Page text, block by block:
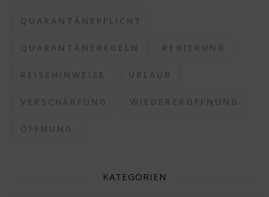
QUARANTÄNEPFLICHT
QUARANTÄNEREGELN REGIERUNG
REISEHINWEISE URLAUB
VERSCHÄRFUNG WIEDERERÖFFNUNG
ÖFFNUNG
KATEGORIEN